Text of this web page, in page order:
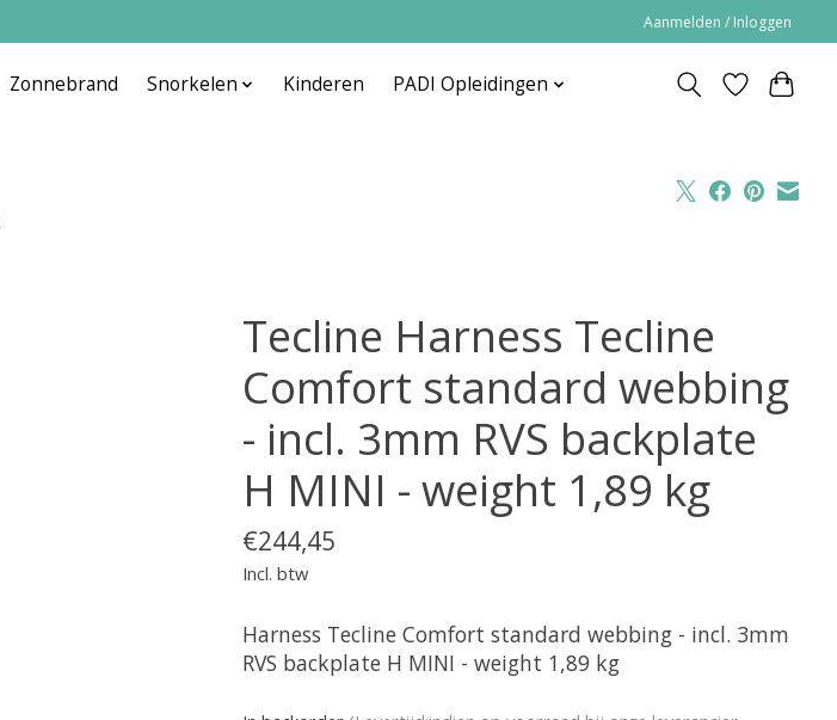
Aanmelden / Inloggen
Zonnebrand Snorkelen Kinderen PADI Opleidingen
Tecline Harness Tecline
Comfort standard webbing
- incl. 3mm RVS backplate
H MINI - weight 1,89 kg
€244,45
Incl. btw
Harness Tecline Comfort standard webbing - incl. 3mm
RVS backplate H MINI - weight 1,89 kg